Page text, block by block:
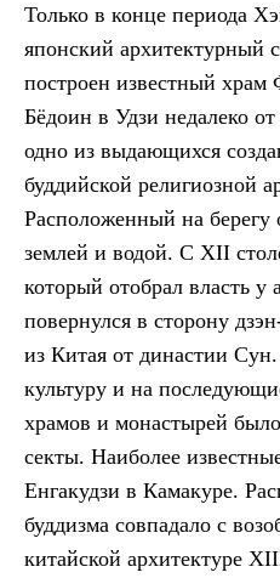
Только в конце периода
японский архитектурный
построен известный храм
Бёдоин в Удзи недалеко
одно из выдающихся
буддийской религиозной
Расположенный на берегу
землей и водой. С XII
который отобрал власть у
повернулся в сторону
из Китая от династии
культуру и на
храмов и монастырей
секты. Наиболее
Енгакудзи в Камакуре.
буддизма совпадало с
китайской архитектуре